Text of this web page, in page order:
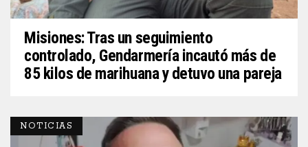
Misiones: Tras un seguimiento
controlado, Gendarmería incautó más de
85 kilos de marihuana y detuvo una pareja
NOTICIAS